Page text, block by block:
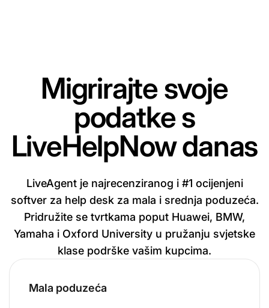
Migrirajte svoje
podatke s
LiveHelpNow danas
LiveAgent je najrecenziranog i #1 ocijenjeni
softver za help desk za mala i srednja poduzeća.
Pridružite se tvrtkama poput Huawei, BMW,
Yamaha i Oxford University u pružanju svjetske
klase podrške vašim kupcima.
Mala poduzeća